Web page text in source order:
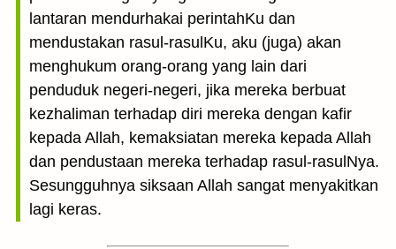
lantaran mendurhakai perintahKu dan
mendustakan rasul-rasulKu, aku (juga) akan
menghukum orang-orang yang lain dari
penduduk negeri-negeri, jika mereka berbuat
kezhaliman terhadap diri mereka dengan kafir
kepada Allah, kemaksiatan mereka kepada Allah
dan pendustaan mereka terhadap rasul-rasulNya.
Sesungguhnya siksaan Allah sangat menyakitkan
lagi keras.